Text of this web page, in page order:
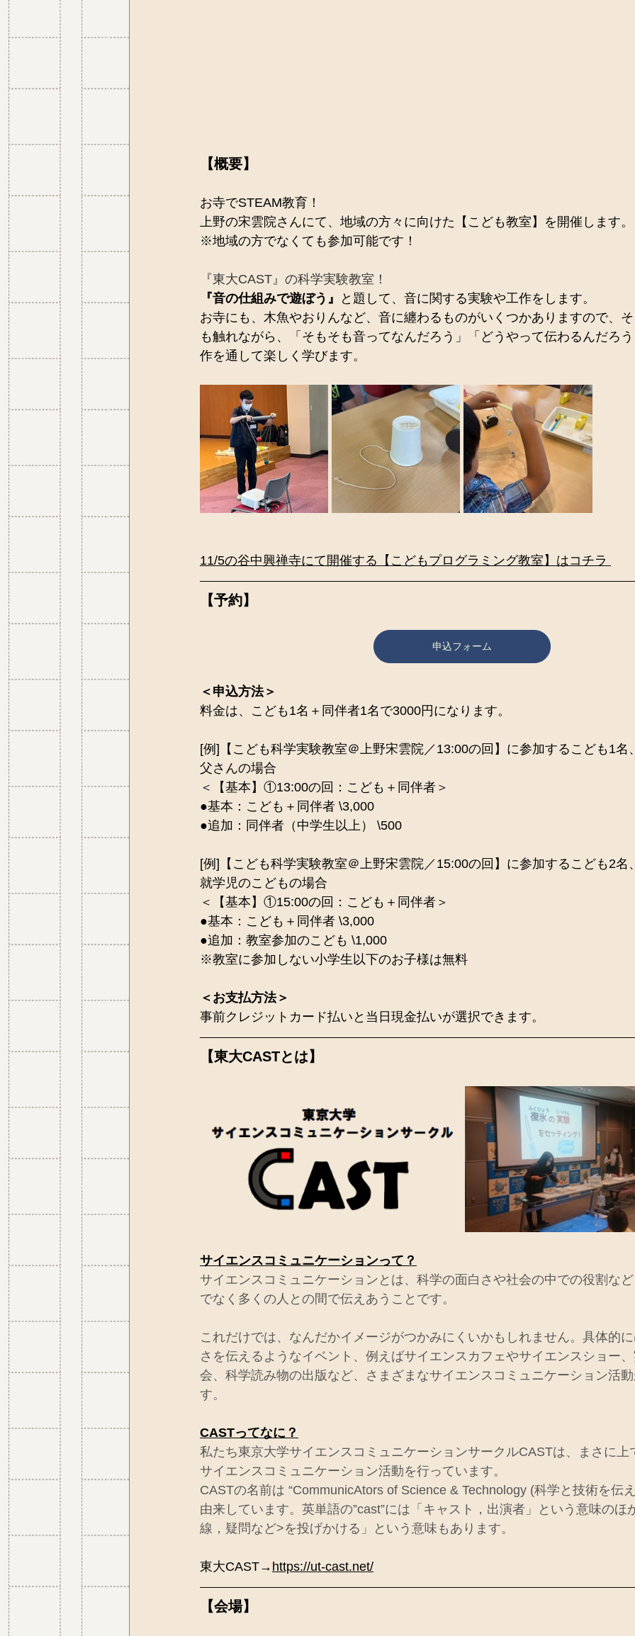
【概要】
お寺でSTEAM教育！
上野の宋雲院さんにて、地域の方々に向けた【こども教室】を開催します。
※地域の方でなくても参加可能です！
『東大CAST』の科学実験教室！
『音の仕組みで遊ぼう』
と題して、音に関する実験や工作をします。
お寺にも、木魚やおりんなど、音に纏わるものがいくつかありますので、
も触れながら、「そもそも音ってなんだろう」「どうやって伝わるんだろ
作を通して楽しく学びます。
11/5の谷中興禅寺にて開催する【こどもプログラミング教室】はコチラ
【予約】
申込フォーム
＜申込方法＞
料金は、こども1名＋同伴者1名で3000円になります。
[例]【こども科学実験教室＠上野宋雲院／13:00の回】に参加するこども1名
父さんの場合
＜【基本】①13:00の回：こども＋同伴者＞
●基本：こども＋同伴者 \3,000
●追加：同伴者（中学生以上） \500
[例]【こども科学実験教室＠上野宋雲院／15:00の回】に参加するこども2名
就学児のこどもの場合
＜【基本】①15:00の回：こども＋同伴者＞
●基本：こども＋同伴者 \3,000
●追加：教室参加のこども \1,000
※教室に参加しない小学生以下のお子様は無料
＜お支払方法＞
事前クレジットカード払いと当日現金払いが選択できます。
【東大CASTとは】
サイエンスコミュニケーションって？
サイエンスコミュニケーションとは、科学の面白さや社会の中での役割な
でなく多くの人との間で伝えあうことです。
これだけでは、なんだかイメージがつかみにくいかもしれません。具体的
さを伝えるようなイベント、例えばサイエンスカフェやサイエンスショー
会、科学読み物の出版など、さまざまなサイエンスコミュニケーション活
す。
CASTってなに？
私たち東京大学サイエンスコミュニケーションサークルCASTは、まさに上
サイエンスコミュニケーション活動を行っています。
CASTの名前は “CommunicAtors of Science & Technology (科学と技術を伝
由来しています。英単語の”cast”には「キャスト，出演者」という意味のほ
線，疑問など>を投げかける」という意味もあります。
東大CAST→ https://ut-cast.net/
【会場】